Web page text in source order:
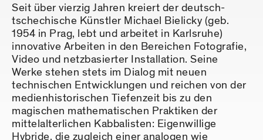
Seit über vierzig Jahren kreiert der deutsch-
tschechische Künstler Michael Bielicky (geb.
1954 in Prag, lebt und arbeitet in Karlsruhe)
innovative Arbeiten in den Bereichen Fotografie,
Video und netzbasierter Installation. Seine
Werke stehen stets im Dialog mit neuen
technischen Entwicklungen und reichen von der
medienhistorischen Tiefenzeit bis zu den
magischen mathematischen Praktiken der
mittelalterlichen Kabbalisten: Eigenwillige
Hybride, die zugleich einer analogen wie